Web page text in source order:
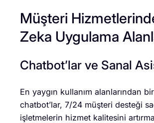
Müşteri
Zeka Uygulama
Chatbot’lar ve Sanal
En yaygın kullanım alanlarından
chatbot’lar, 7/24 müşteri desteği
işletmelerin hizmet kalitesini